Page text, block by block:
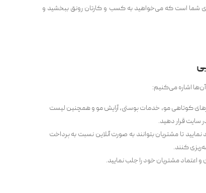
شما است که می‌‌خواهید به کسب و کارتان رونق ببخشید و
آن‌ها اشاره می‌‌کنیم:
کوتاهی مو، خدمات پوستی، آرایش مو و همچنین لیست
سایت قرار دهید.
تا مشتریان بتوانند به صورت آنلاین نسبت به پرداخت
کنند.
اعتماد مشتریان خود را جلب نمایید.